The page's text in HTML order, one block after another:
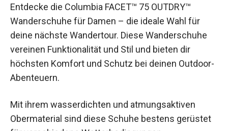
Wanderschuhe für Damen – die ideale Wahl für
deine nächste Wandertour. Diese Wanderschuhe
vereinen Funktionalität und Stil und bieten dir
höchsten Komfort und Schutz bei deinen
Outdoor-Abenteuern.
Obermaterial sind diese Schuhe bestens
gerüstet für verschiedene Wetterbedingungen.